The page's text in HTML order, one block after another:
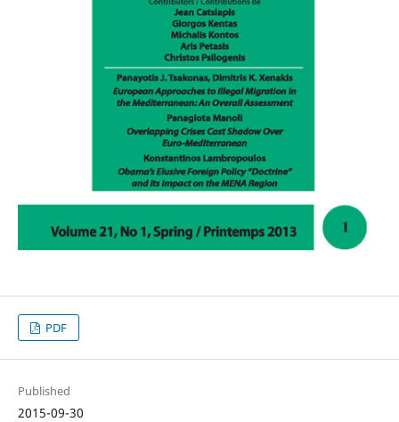
PDF
Published
2015-09-30